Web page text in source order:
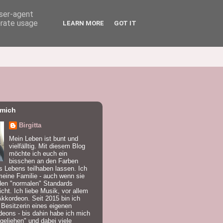
Birgitta
Mein Leben ist bunt und
vielfälltig. Mit diesem Blog
möchte ich euch ein
bisschen an den Farben
Lebens teilhaben lassen. Ich
Familie - auch wenn sie
"normalen" Standards
Ich liebe Musik, vor allem
Seit 2015 bin ich
eines eigenen
- bis dahin habe ich mich
und dabei viele
agent
usage
LEARN MORE GOT IT